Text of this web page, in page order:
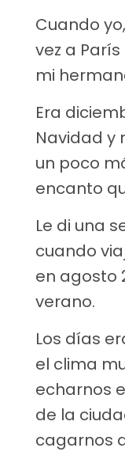
Cuando
vez a
mi
Era
Navidad y
un poco
encanto
Le di una
cuando
en agosto
verano.
Los días
el clima
echarnos
de la
cagarnos